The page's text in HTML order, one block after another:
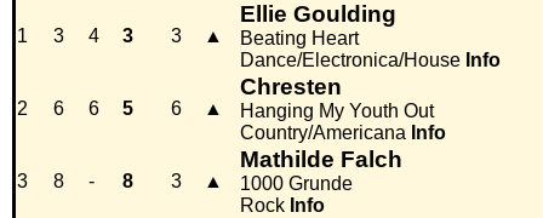
1 3 4 3 3 ▲
Ellie Goulding
Beating Heart
Dance/Electronica/House Info
2 6 6 5 6 ▲
Chresten
Hanging My Youth Out
Country/Americana Info
3 8 - 8 3 ▲
Mathilde Falch
1000 Grunde
Rock Info